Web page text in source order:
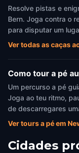
Resolve pistas e
Bern. Joga contra o
para disputar um
Ver todas as caças
Como tour a pé
Um percurso a pé
Joga ao teu ritmo,
de descarregares
Ver tours a pé em
Cidades